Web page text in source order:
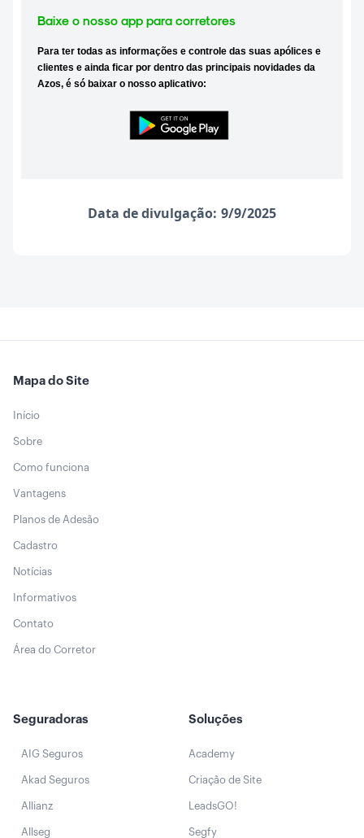
Baixe o nosso app para corretores
Para ter todas as informações e controle das suas apólices e
clientes e ainda ficar por dentro das principais novidades da
Azos, é só baixar o nosso aplicativo:
Data de divulgação: 9/9/2025
Mapa do Site
Início
Sobre
Como funciona
Vantagens
Planos de Adesão
Cadastro
Notícias
Informativos
Contato
Área do Corretor
Seguradoras
AIG Seguros
Akad Seguros
Allianz
Allseg
Soluções
Academy
Criação de Site
LeadsGO!
Segfy